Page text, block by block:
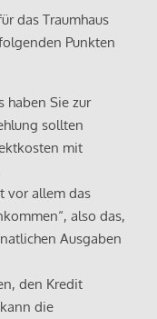
das Traumhaus
Punkten
haben Sie zur
sollten
mit
vor allem das
also das,
Ausgaben
den Kredit
die